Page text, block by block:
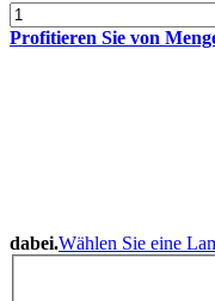
Profitieren Sie von
dabei.Wählen Sie eine